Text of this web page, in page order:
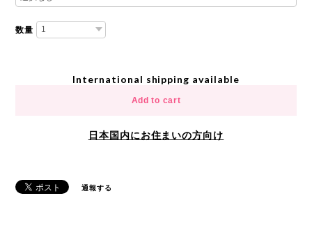
数量
International shipping available
Add to cart
日本国内にお住まいの方向け
通報する